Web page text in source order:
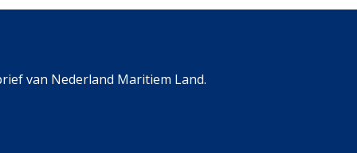
van Nederland Maritiem Land.